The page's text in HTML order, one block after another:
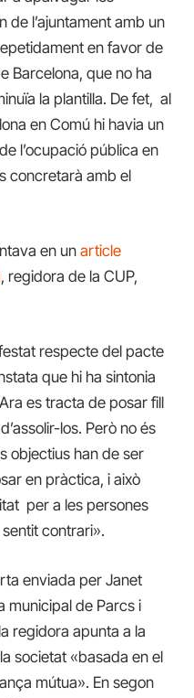
de l’ajuntament amb un
en favor de
Barcelona, que no ha
la plantilla. De fet, al
en Comú hi havia un
l’ocupació pública en
concretarà amb el
en un article
, regidora de la CUP,
respecte del pacte
que hi ha sintonia
es tracta de posar fill
los. Però no és
objectius han de ser
en pràctica, i això
per a les persones
contrari».
enviada per Janet
municipal de Parcs i
regidora apunta a la
societat «basada en el
mútua». En segon